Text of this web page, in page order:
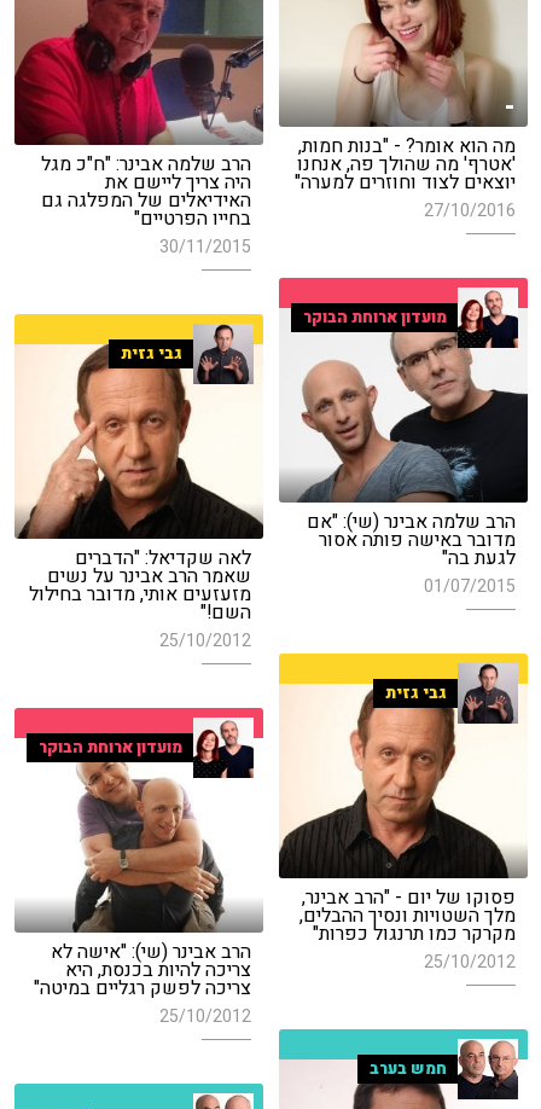
-
מה הוא אומר? - "בנות חמות,
'אטרף' מה שהולך פה, אנחנו
יוצאים לצוד וחוזרים למערה"
27/10/2016
הרב שלמה אבינר: "ח"כ מגל
היה צריך ליישם את
האידיאלים של המפלגה גם
בחייו הפרטיים"
30/11/2015
מועדון ארוחת הבוקר
הרב שלמה אבינר (שי): "אם
מדובר באישה פותה אסור
לגעת בה"
01/07/2015
גבי גזית
לאה שקדיאל: "הדברים
שאמר הרב אבינר על נשים
מזעזעים אותי, מדובר בחילול
השם!"
25/10/2012
גבי גזית
פסוקו של יום - "הרב אבינר,
מלך השטויות ונסיך ההבלים,
מקרקר כמו תרנגול כפרות"
25/10/2012
מועדון ארוחת הבוקר
הרב אבינר (שי): "אישה לא
צריכה להיות בכנסת, היא
צריכה לפשק רגליים במיטה"
25/10/2012
חמש בערב